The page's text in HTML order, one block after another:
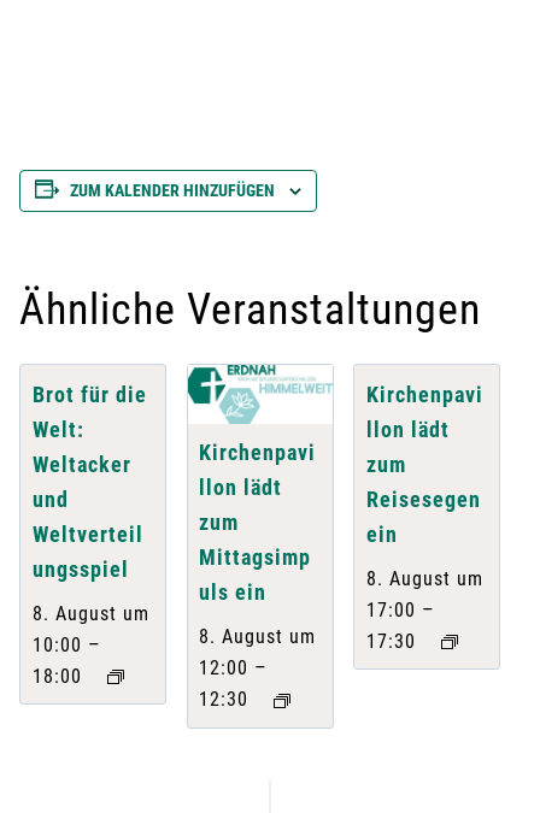
ZUM KALENDER HINZUFÜGEN
Ähnliche Veranstaltungen
Brot für die
Welt:
Weltacker
und
Weltverteil
ungsspiel
8. August um
10:00 –
18:00
Kirchenpavi
llon lädt
zum
Mittagsimp
uls ein
8. August um
12:00 –
12:30
Kirchenpavi
llon lädt
zum
Reisesegen
ein
8. August um
17:00 –
17:30